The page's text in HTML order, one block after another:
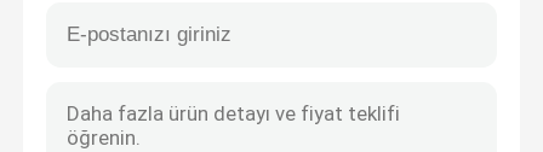
Ortak Yönlendirici Bit